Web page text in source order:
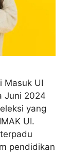
Masuk UI
Juni 2024
yang
UI.
pendidikan